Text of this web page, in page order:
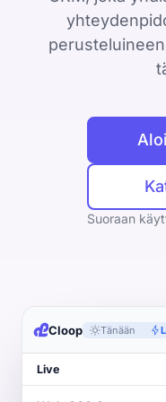
Yritykset, ihmiset ja
Analytiikka
Mitä asiakashankinta
EU ja yksityisyys
Hinnoittelu
Legal
Suoraan
Cloop Tänään
Yritykset